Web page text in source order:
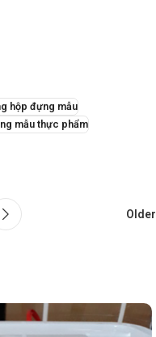
hộp đựng mẫu
mẫu thực phẩm
Older